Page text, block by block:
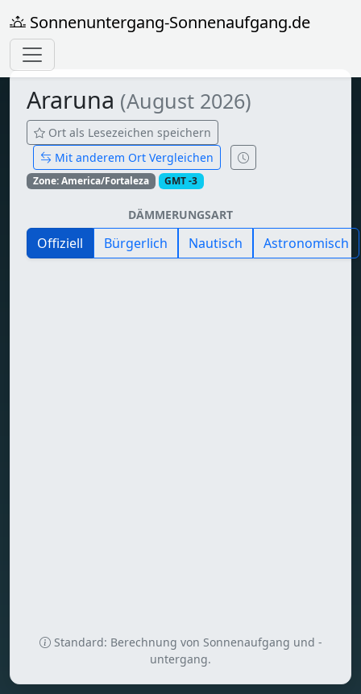
Sonnenuntergang-Sonnenaufgang.de
Araruna (August 2026)
Ort als Lesezeichen speichern
Mit anderem Ort Vergleichen
Zone: America/Fortaleza GMT -3
DÄMMERUNGSART
Offiziell Bürgerlich Nautisch Astronomisch
Standard: Berechnung von Sonnenaufgang und -
untergang.